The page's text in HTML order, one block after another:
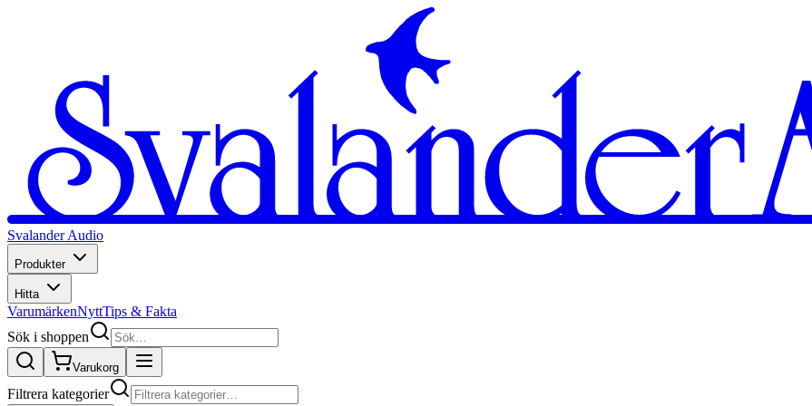
Svalander Audio
Produkter
Hitta
VarumärkenNyttTips & Fakta
Sök i shoppen
Varukorg
Filtrera kategorier